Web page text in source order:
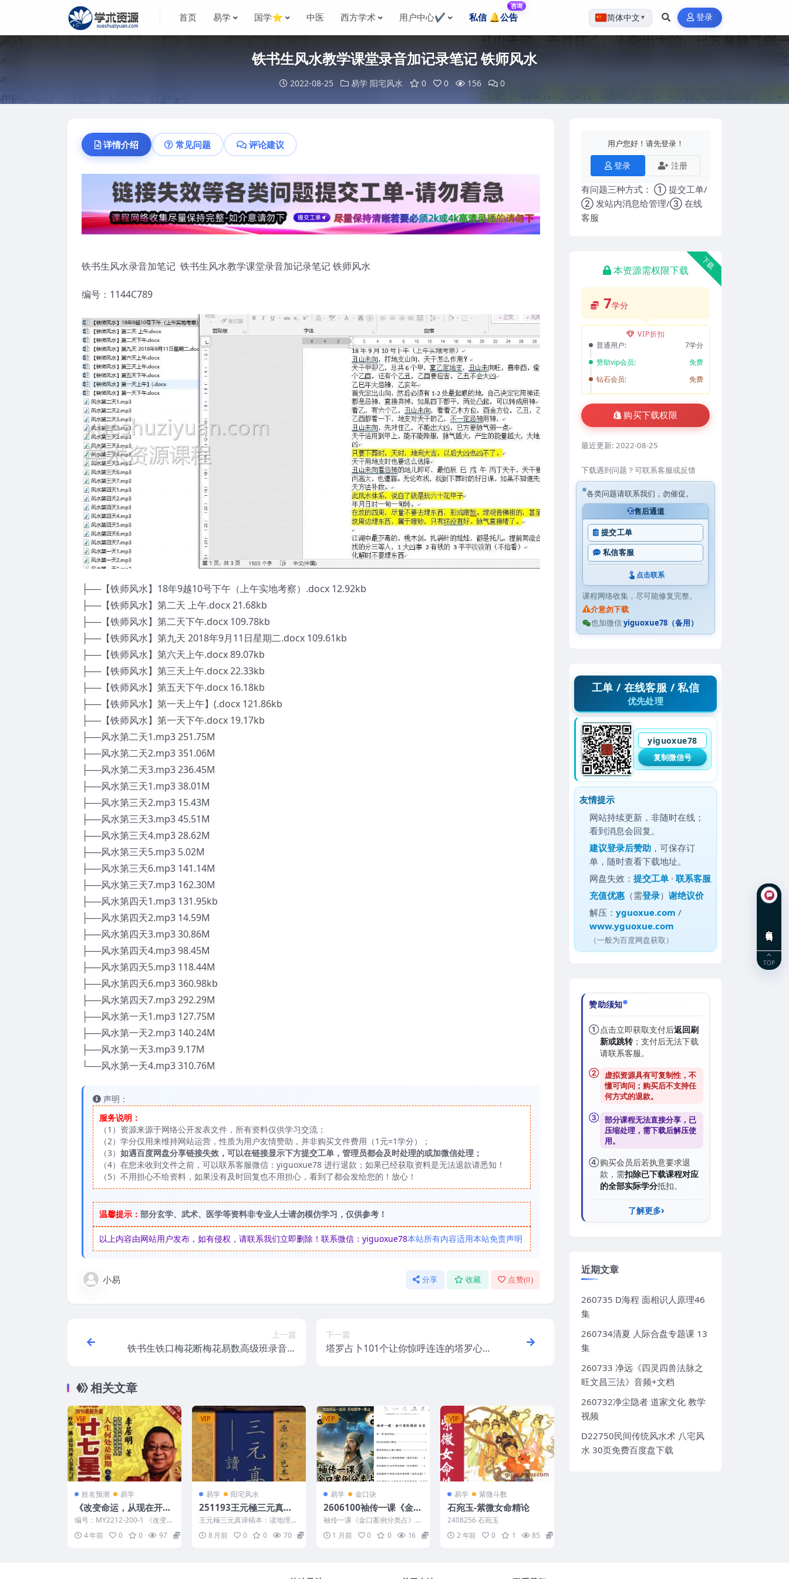
首页 易学 国学⭐ 中医 西方学术 用户中心✔️ 私信 🔔公告
咨询
简体中文 ▼ 登录
铁书生风水教学课堂录音加记录笔记 铁师风水
2022-08-25 易学 阳宅风水 0 0 156 0
详情介绍 常见问题 评论建议
铁书生风水录音加笔记 铁书生风水教学课堂录音加记录笔记 铁师风水
编号：1144C789
├──【铁师风水】18年9越10号下午（上午实地考察）.docx 12.92kb
├──【铁师风水】第二天 上午.docx 21.68kb
├──【铁师风水】第二天下午.docx 109.78kb
├──【铁师风水】第九天 2018年9月11日星期二.docx 109.61kb
├──【铁师风水】第六天上午.docx 89.07kb
├──【铁师风水】第三天上午.docx 22.33kb
├──【铁师风水】第五天下午.docx 16.18kb
├──【铁师风水】第一天上午】(.docx 121.86kb
├──【铁师风水】第一天下午.docx 19.17kb
├──风水第二天1.mp3 251.75M
├──风水第二天2.mp3 351.06M
├──风水第二天3.mp3 236.45M
├──风水第三天1.mp3 38.01M
├──风水第三天2.mp3 15.43M
├──风水第三天3.mp3 45.51M
├──风水第三天4.mp3 28.62M
├──风水第三天5.mp3 5.02M
├──风水第三天6.mp3 141.14M
├──风水第三天7.mp3 162.30M
├──风水第四天1.mp3 131.95kb
├──风水第四天2.mp3 14.59M
├──风水第四天3.mp3 30.86M
├──风水第四天4.mp3 98.45M
├──风水第四天5.mp3 118.44M
├──风水第四天6.mp3 360.98kb
├──风水第四天7.mp3 292.29M
├──风水第一天1.mp3 127.75M
├──风水第一天2.mp3 140.24M
├──风水第一天3.mp3 9.17M
└──风水第一天4.mp3 310.76M
声明：
服务说明：
（1）资源来源于网络公开发表文件，所有资料仅供学习交流；
（2）学分仅用来维持网站运营，性质为用户友情赞助，并非购买文件费用（1元=1学分）；
（3） 如遇百度网盘分享链接失效，可以在链接显示下方提交工单，管理员都会及时处理的或加微信处理；
（4）在您未收到文件之前，可以联系客服微信：yiguoxue78 进行退款；如果已经获取资料是无法退款请悉知！
（5）不用担心不给资料，如果没有及时回复也不用担心，看到了都会发给您的！放心！
温馨提示： 部分玄学、武术、医学等资料非专业人士请勿模仿学习，仅供参考！
以上内容由网站用户发布，如有侵权，请联系我们立即删除！联系微信：yiguoxue78本站所有内容适用本站免责声明
小易 分享 收藏 点赞(0)
上一篇
铁书生铁口梅花断梅花易数高级班录音全
下一篇
塔罗占卜101个让你惊呼连连的塔罗心测
相关文章
VIP
姓名预测 易学
《改变命运，从现在开始.
1.姓名改运学》打包
编号：MY2212-200-1 《改变命
运，从现在开始.1.姓名改运学》
打包4 年前 0 0 97
VIP
易学 阳宅风水
251193王元極三元真谛
稿本：读地理辨正指南86
页Y
王元極三元真谛稿本：读地理辨
正指南86页Y 251193
8 月前 0 0 70
VIP
易学 金口诀
2606100袖传一课《金口
案例分类占》372页
袖传一课《金口案例分类占》3
72页 2606100 以下内容为整理
的相关资料内容...
1 月前 0 0 16
VIP
易学 紫微斗数
石宛玉-紫微女命精论
2408256 石宛玉
2 年前
0 1 85
用户您好！请先登录！
登录 注册
有问题三种方式： ① 提交工单/
② 发站内消息给管理/③ 在线
客服
下载
本资源需权限下载
7学分
VIP折扣
普通用户:
7学分
赞助vip会员:
免费
钻石会员:
免费
购买下载权限
最近更新: 2022-08-25
下载遇到问题？可联系客服或反馈
各类问题请联系我们，勿催促。
售后通道
提交工单
私信客服
点击联系
课程网络收集，尽可能修复完整。
介意勿下载
也加微信yiguoxue78（备用）
工单 / 在线客服 / 私信
优先处理
yiguoxue78
复制微信号
友情提示
网站持续更新，非随时在线；
看到消息会回复。
建议登录后赞助 ，可保存订
单，随时查看下载地址。
网盘失效：提交工单 ·联系客服
充值优惠 （需登录）谢绝议价
解压：yguoxue.com /
www.yguoxue.com
（一般为百度网盘获取）
赞助须知
①点击立即获取支付后返回刷
新或跳转；支付后无法下载
请联系客服。
②
虚拟资源具有可复制性，不
懂可询问；购买后不支持任
何方式的退款。
③ 部分课程无法直接分享，已
压缩处理，需下载后解压使
用。
④购买会员后若执意要求退
款，需扣除已下载课程对应
的全部实际学分抵扣。
了解更多
近期文章
260735 D海程 面相识人原理46
集
260734清夏 人际合盘专题课 13
集
260733 净远《四灵四兽法脉之
旺文昌三法》音频+文档
260732净尘隐者 道家文化 教学
视频
D22750民间传统风水术 八宅风
水 30页免费百度盘下载
TOP